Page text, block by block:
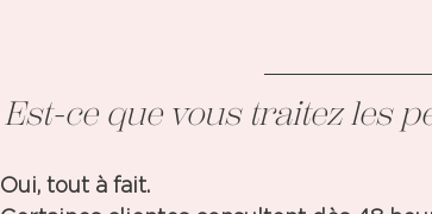
Est-ce que vous traitez les
Oui, tout à fait.